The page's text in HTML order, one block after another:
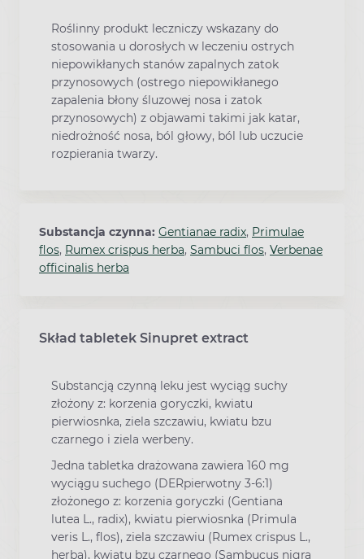
Roślinny produkt leczniczy wskazany do
stosowania u dorosłych w leczeniu ostrych
niepowikłanych stanów zapalnych zatok
przynosowych (ostrego niepowikłanego
zapalenia błony śluzowej nosa i zatok
przynosowych) z objawami takimi jak katar,
niedrożność nosa, ból głowy, ból lub uczucie
rozpierania twarzy.
Substancja czynna: Gentianae radix, Primulae
flos, Rumex crispus herba, Sambuci flos, Verbenae
officinalis herba
Skład tabletek Sinupret extract
Substancją czynną leku jest wyciąg suchy
złożony z: korzenia goryczki, kwiatu
pierwiosnka, ziela szczawiu, kwiatu bzu
czarnego i ziela werbeny.
Jedna tabletka drażowana zawiera 160 mg
wyciągu suchego (DERpierwotny 3-6:1)
złożonego z: korzenia goryczki (Gentiana
lutea L., radix), kwiatu pierwiosnka (Primula
veris L., flos), ziela szczawiu (Rumex crispus L.,
herba), kwiatu bzu czarnego (Sambucus nigra